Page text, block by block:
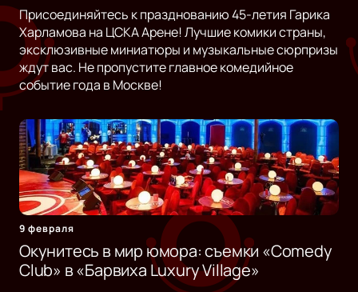
Присоединяйтесь к празднованию 45-летия Гарика
Харламова на ЦСКА Арене! Лучшие комики страны,
эксклюзивные миниатюры и музыкальные сюрпризы
ждут вас. Не пропустите главное комедийное
событие года в Москве!
9 февраля
Окунитесь в мир юмора: съемки «Comedy
Club» в «Барвиха Luxury Village»